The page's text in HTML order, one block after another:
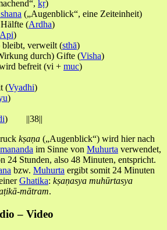
kṛ)
(„Augenblick“, eine Zeiteinheit)
(Ardha)
Api)
bleibt, verweilt (sthā)
durch) Gifte (Visha)
befreit (vi + muc)
(Vyadhi)
)
) ||38||
kṣaṇa („Augenblick“) wird hier nach
im Sinne von Muhurta verwendet,
24 Stunden, also 48 Minuten, entspricht.
bzw. Muhurta ergibt somit 24 Minuten
Ghatika: kṣaṇasya muhūrtasya
mātram.
– Video